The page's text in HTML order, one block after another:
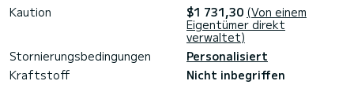
Kaution $1 731,30 (Von einem
Eigentümer direkt
verwaltet)
Stornierungsbedingungen
Personalisiert
Kraftstoff
Nicht inbegriffen